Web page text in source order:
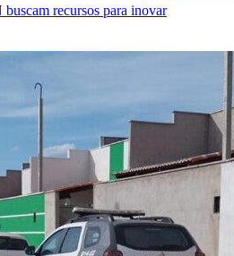
recursos para inovar